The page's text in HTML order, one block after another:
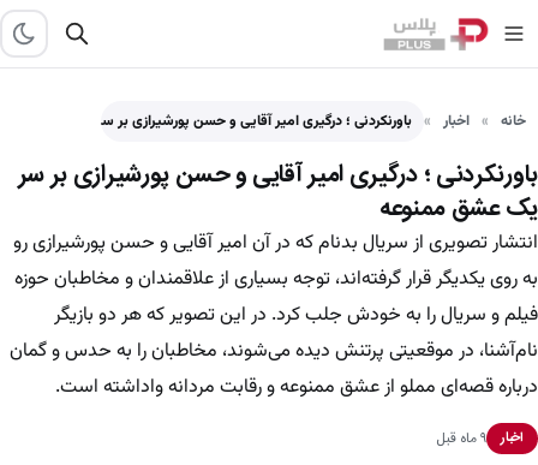
خانه اخبار باورنکردنی ؛ درگیری امیر آقایی و حسن پورشیرازی بر سر…
باورنکردنی ؛ درگیری امیر آقایی و حسن پورشیرازی بر سر
یک عشق ممنوعه
انتشار تصویری از سریال بدنام که در آن امیر آقایی و حسن پورشیرازی رو
به روی یکدیگر قرار گرفته‌اند، توجه بسیاری از علاقمندان و مخاطبان حوزه
فیلم و سریال را به خودش جلب کرد. در این تصویر که هر دو بازیگر
نام‌آشنا، در موقعیتی پرتنش دیده می‌شوند، مخاطبان را به حدس و گمان
درباره قصه‌ای مملو از عشق ممنوعه و رقابت مردانه واداشته است.
اخبار ۹ ماه قبل